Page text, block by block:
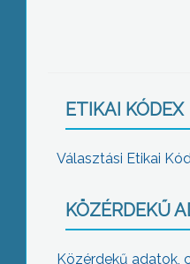
ETIKAI KÓDEX
Választási Etikai
KÖZÉRDEKŰ
Közérdekű adatok,